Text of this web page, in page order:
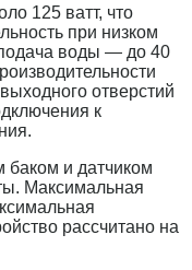
125 ватт, что
при низком
воды — до 40
отверстий
к
и датчиком
Максимальная
рассчитано на